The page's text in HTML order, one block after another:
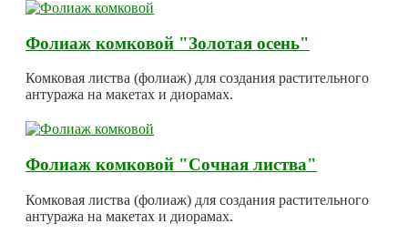
Фолиаж комковой "Золотая осень"
Комковая листва (фолиаж) для создания растительного
антуража на макетах и диорамах.
Фолиаж комковой "Сочная листва"
Комковая листва (фолиаж) для создания растительного
антуража на макетах и диорамах.